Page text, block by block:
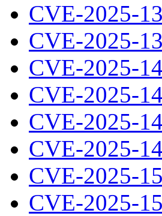
CVE-2025-
CVE-2025-
CVE-2025-
CVE-2025-
CVE-2025-
CVE-2025-
CVE-2025-
CVE-2025-